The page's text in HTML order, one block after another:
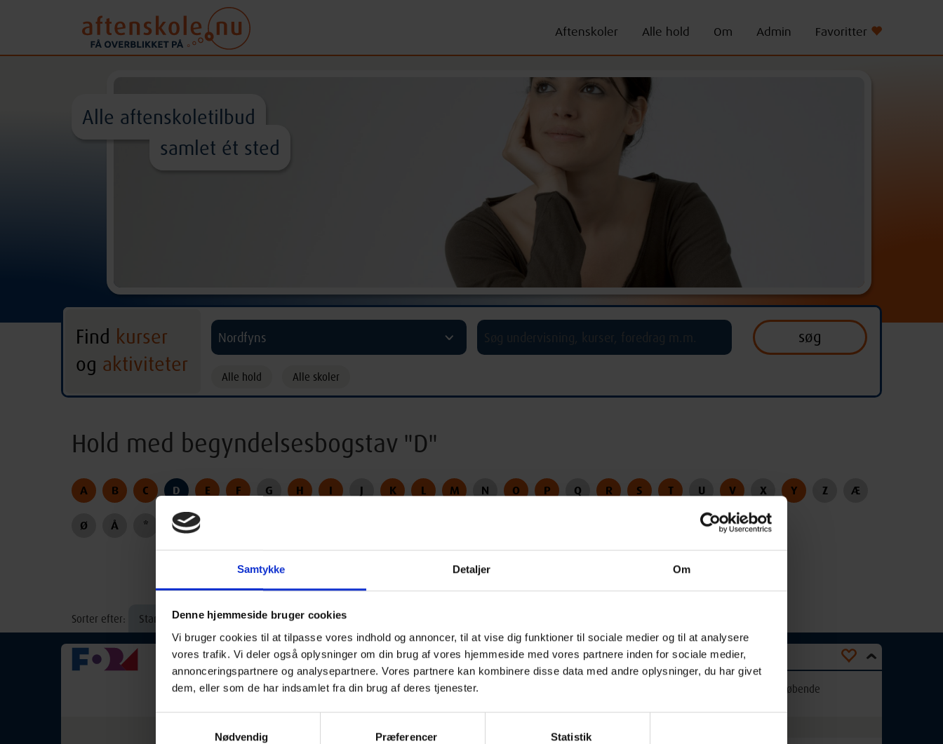
Samtykke Detaljer Om
Denne hjemmeside bruger cookies
Vi bruger cookies til at tilpasse vores indhold og annoncer, til at vise dig funktioner til sociale medier og til at analysere
vores trafik. Vi deler også oplysninger om din brug af vores hjemmeside med vores partnere inden for sociale medier,
annonceringspartnere og analysepartnere. Vores partnere kan kombinere disse data med andre oplysninger, du har givet
dem, eller som de har indsamlet fra din brug af deres tjenester.
Nødvendig
Præferencer Statistik
Aftenskoler Alle hold Om Admin Favoritter
Alle aftenskoletilbud
samlet ét sted
Find kurser
og aktiviteter
Nordfyns ^
Alle hold Alle skoler
Hold med begyndelsesbogstav "D"
A B C D E F G H I J K L M N O P Q R S T U V X Y Z Æ
Ø Å *
D
Sorter efter: Startdato
Dissing og Las
29-10-2026 19:00 Torsdag Optager løbende